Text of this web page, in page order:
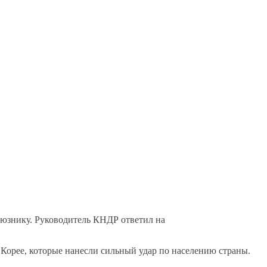
Руководитель КНДР ответил на
которые нанесли сильный удар по населению страны.